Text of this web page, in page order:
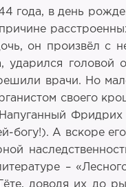
года, в день
он произвёл с
ударился
врачи. Но
своего
богу!). А вскоре
–
доводя их до